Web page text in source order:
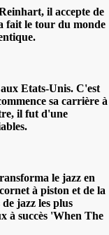
il accepte de
fait le tour du monde
Etats-Unis. C'est
sa carrière à
il fut d'une
le jazz en
à piston et de la
jazz les plus
à succès 'When The